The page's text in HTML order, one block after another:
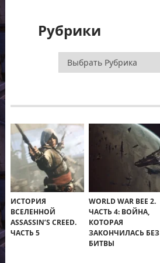
Рубрики
Рубрики
ИСТОРИЯ
ВСЕЛЕННОЙ
ASSASSIN’S CREED.
ЧАСТЬ 5
WORLD WAR BEE 2.
ЧАСТЬ 4: ВОЙНА,
КОТОРАЯ
ЗАКОНЧИЛАСЬ БЕЗ
БИТВЫ